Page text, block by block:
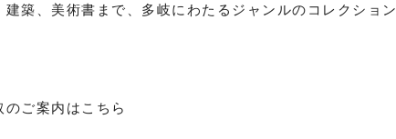
築、美術書まで、多岐にわたるジャンルのコレクション
ご案内はこちら